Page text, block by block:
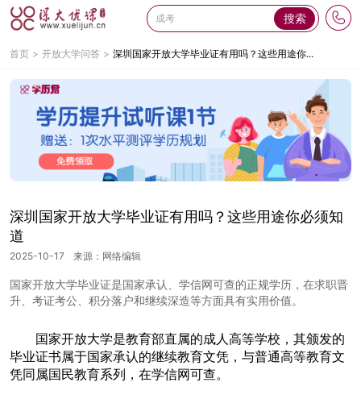
搜索
首页 开放大学问答 深圳国家开放大学毕业证有用吗？这些用途你...
深圳国家开放大学毕业证有用吗？这些用途你必须知
道
2025-10-17 来源：网络编辑
国家开放大学毕业证是国家承认、学信网可查的正规学历，在求职晋
升、考证考公、积分落户和继续深造等方面具有实用价值。
国家开放大学是教育部直属的成人高等学校，其颁发的
毕业证书属于国家承认的继续教育文凭，与普通高等教育文
凭同属国民教育系列，在学信网可查。